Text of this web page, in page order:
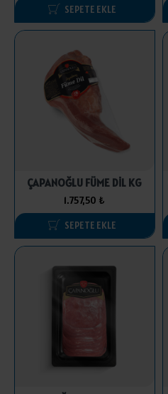
SEPETE EKLE
ÇAPANOĞLU FÜME DİL KG
1.757,50 ₺
SEPETE EKLE